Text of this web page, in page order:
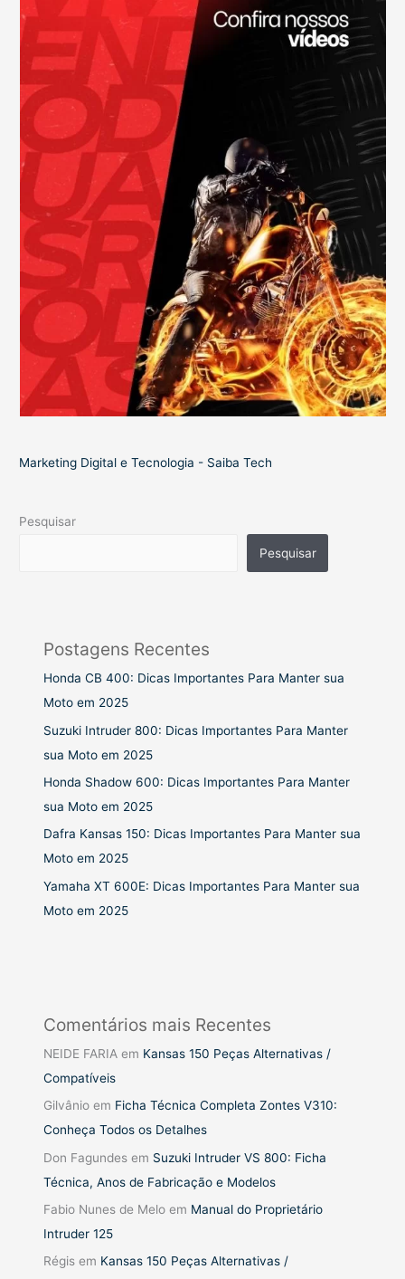
Marketing Digital e Tecnologia - Saiba Tech
Pesquisar
Pesquisar
Postagens Recentes
Honda CB 400: Dicas Importantes Para Manter sua
Moto em 2025
Suzuki Intruder 800: Dicas Importantes Para Manter
sua Moto em 2025
Honda Shadow 600: Dicas Importantes Para Manter
sua Moto em 2025
Dafra Kansas 150: Dicas Importantes Para Manter sua
Moto em 2025
Yamaha XT 600E: Dicas Importantes Para Manter sua
Moto em 2025
Comentários mais Recentes
NEIDE FARIA em Kansas 150 Peças Alternativas /
Compatíveis
Gilvânio em Ficha Técnica Completa Zontes V310:
Conheça Todos os Detalhes
Don Fagundes em Suzuki Intruder VS 800: Ficha
Técnica, Anos de Fabricação e Modelos
Fabio Nunes de Melo em Manual do Proprietário
Intruder 125
Régis em Kansas 150 Peças Alternativas /